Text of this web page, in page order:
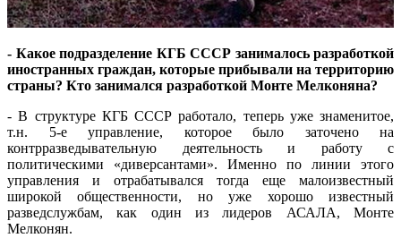
- Какое подразделение КГБ СССР занималось разработкой
иностранных граждан, которые прибывали на территорию
страны? Кто занимался разработкой Монте Мелконяна?
- В структуре КГБ СССР работало, теперь уже знаменитое,
т.н. 5-е управление, которое было заточено на
контрразведывательную деятельность и работу с
политическими «диверсантами». Именно по линии этого
управления и отрабатывался тогда еще малоизвестный
широкой общественности, но уже хорошо известный
разведслужбам, как один из лидеров АСАЛА, Монте
Мелконян.